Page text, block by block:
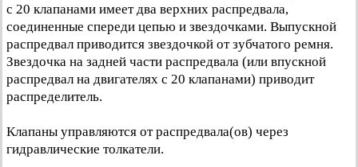
с 20 клапанами имеет два верхних распредвала,
соединенные спереди цепью и звездочками. Выпускной
распредвал приводится звездочкой от зубчатого ремня.
Звездочка на задней части распредвала (или впускной
распредвал на двигателях с 20 клапанами) приводит
распределитель.
Клапаны управляются от распредвала(ов) через
гидравлические толкатели.